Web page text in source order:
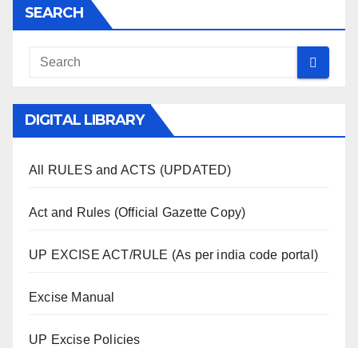
SEARCH
DIGITAL LIBRARY
All RULES and ACTS (UPDATED)
Act and Rules (Official Gazette Copy)
UP EXCISE ACT/RULE (As per india code portal)
Excise Manual
UP Excise Policies